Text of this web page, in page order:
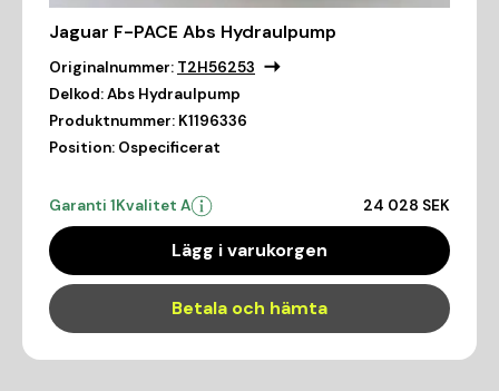
Jaguar F-PACE Abs Hydraulpump
Originalnummer: T2H56253
Delkod:Abs Hydraulpump
Produktnummer: K1196336
Position: Ospecificerat
Garanti 1Kvalitet A 24 028 SEK
Lägg i varukorgen
Betala och hämta